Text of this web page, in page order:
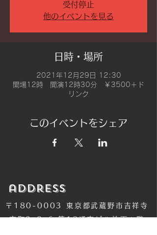
受付停止
他のイベントを見る
日時・場所
2021年12月29日 12:30
開場12時 開演12時30分 ￥3500＋ド
リンク
このイベントをシェア
​address
〒180-0003 東京都武蔵野市吉祥寺
南町2-8-6 第18通南ビル地下１階